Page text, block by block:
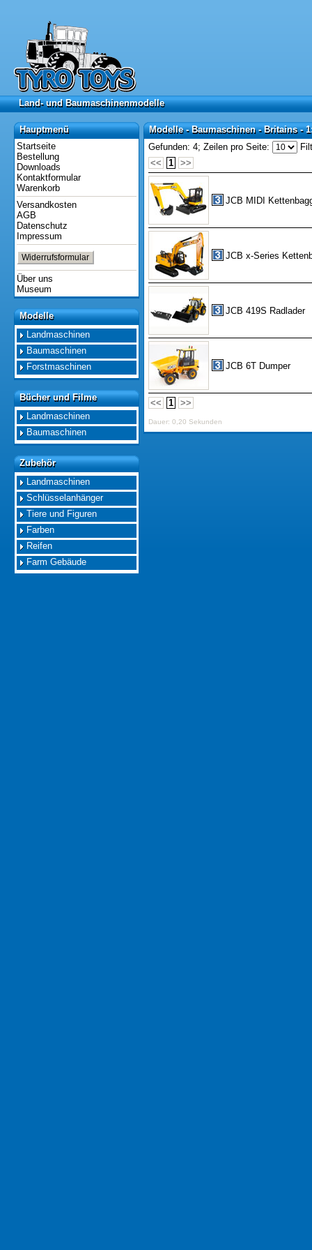
Land- und Baumaschinenmodelle
Land- und Baumaschinenmodelle
Hauptmenü
Hauptmenü
Startseite
Bestellung
Downloads
Kontaktformular
Warenkorb
Versandkosten
AGB
Datenschutz
Impressum
Widerrufsformular
Über uns
Museum
Modelle
Modelle
Landmaschinen
Baumaschinen
Forstmaschinen
Bücher und Filme
Bücher und Filme
Landmaschinen
Baumaschinen
Zubehör
Zubehör
Landmaschinen
Schlüsselanhänger
Tiere und Figuren
Farben
Reifen
Farm Gebäude
Modelle - Baumaschinen - Britains -
Modelle - Baumaschinen - Britains -
Gefunden: 4; Zeilen pro Seite:
<<
1 >>
JCB MIDI
JCB x-Series
JCB 419S Radlader
JCB 6T Dumper
<< 1 >>
Dauer: 0,20 Sekunden